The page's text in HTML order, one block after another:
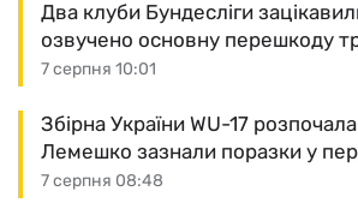
7 серпня 10:01
Два клуби Бундесліги
озвучено основну перешкоду
7 серпня 08:48
Збірна України WU-17 розпочала
Лемешко зазнали поразки у